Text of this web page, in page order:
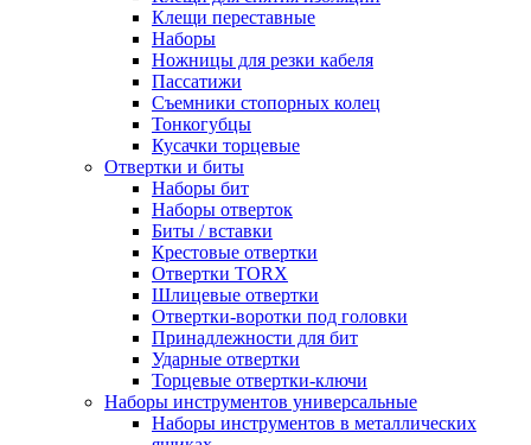
Клещи переставные
Наборы
Ножницы для резки кабеля
Пассатижи
Съемники стопорных колец
Тонкогубцы
Кусачки торцевые
Отвертки и биты
Наборы бит
Наборы отверток
Биты / вставки
Крестовые отвертки
Отвертки TORX
Шлицевые отвертки
Отвертки-воротки под головки
Принадлежности для бит
Ударные отвертки
Торцевые отвертки-ключи
Наборы инструментов универсальные
Наборы инструментов в металлических